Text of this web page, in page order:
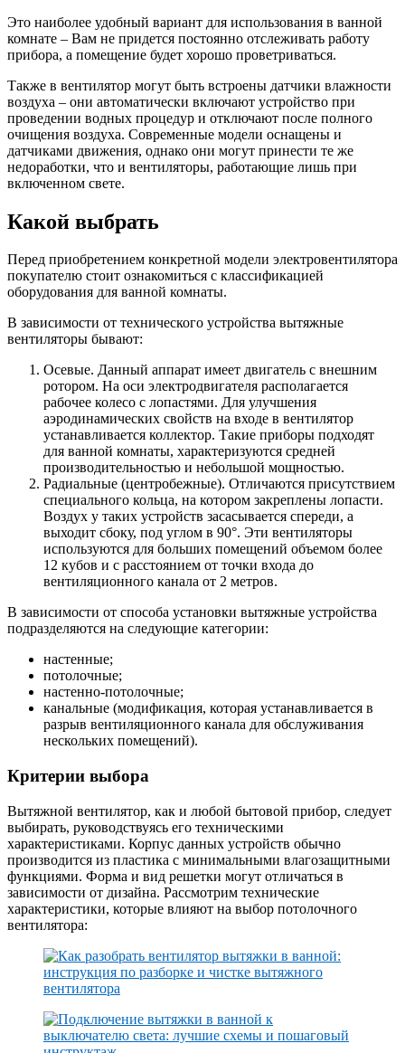
Это наиболее удобный вариант для использования в ванной
комнате – Вам не придется постоянно отслеживать работу
прибора, а помещение будет хорошо проветриваться.
Также в вентилятор могут быть встроены датчики влажности
воздуха – они автоматически включают устройство при
проведении водных процедур и отключают после полного
очищения воздуха. Современные модели оснащены и
датчиками движения, однако они могут принести те же
недоработки, что и вентиляторы, работающие лишь при
включенном свете.
Какой выбрать
Перед приобретением конкретной модели электровентилятора
покупателю стоит ознакомиться с классификацией
оборудования для ванной комнаты.
В зависимости от технического устройства вытяжные
вентиляторы бывают:
Осевые. Данный аппарат имеет двигатель с внешним
ротором. На оси электродвигателя располагается
рабочее колесо с лопастями. Для улучшения
аэродинамических свойств на входе в вентилятор
устанавливается коллектор. Такие приборы подходят
для ванной комнаты, характеризуются средней
производительностью и небольшой мощностью.
Радиальные (центробежные). Отличаются присутствием
специального кольца, на котором закреплены лопасти.
Воздух у таких устройств засасывается спереди, а
выходит сбоку, под углом в 90°. Эти вентиляторы
используются для больших помещений объемом более
12 кубов и с расстоянием от точки входа до
вентиляционного канала от 2 метров.
В зависимости от способа установки вытяжные устройства
подразделяются на следующие категории:
настенные;
потолочные;
настенно-потолочные;
канальные (модификация, которая устанавливается в
разрыв вентиляционного канала для обслуживания
нескольких помещений).
Критерии выбора
Вытяжной вентилятор, как и любой бытовой прибор, следует
выбирать, руководствуясь его техническими
характеристиками. Корпус данных устройств обычно
производится из пластика с минимальными влагозащитными
функциями. Форма и вид решетки могут отличаться в
зависимости от дизайна. Рассмотрим технические
характеристики, которые влияют на выбор потолочного
вентилятора: